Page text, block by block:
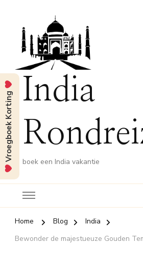
India
boek een India vakantie
Home Blog
India
Bewonder de majestueuze Gouden
Vroegboek Korting